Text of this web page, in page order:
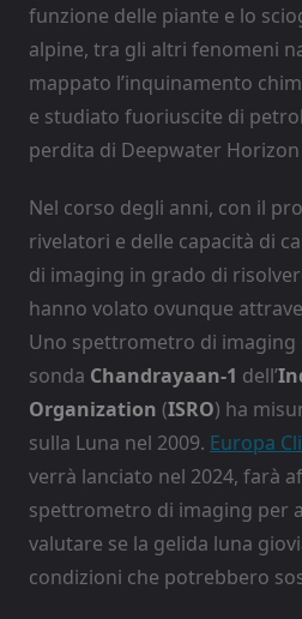
funzione delle piante e lo
alpine, tra gli altri fenomeni
mappato l’inquinamento
e studiato fuoriuscite di
perdita di Deepwater Horizon
Nel corso degli anni, con il
rivelatori e delle capacità di
di imaging in grado di
hanno volato ovunque
Uno spettrometro di imaging
sonda Chandrayaan-1 dell’
Organization (ISRO) ha
sulla Luna nel 2009. Europa
verrà lanciato nel 2024, farà
spettrometro di imaging per
valutare se la gelida luna
condizioni che potrebbero